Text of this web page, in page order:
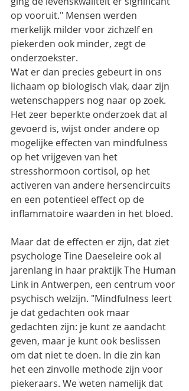
op vooruit." Mensen werden
merkelijk milder voor zichzelf en
piekerden ook minder, zegt de
onderzoekster.
Wat er dan precies gebeurt in ons
lichaam op biologisch vlak, daar zijn
wetenschappers nog naar op zoek.
Het zeer beperkte onderzoek dat al
gevoerd is, wijst onder andere op
mogelijke effecten van mindfulness
op het vrijgeven van het
stresshormoon cortisol, op het
activeren van andere hersencircuits
en een potentieel effect op de
inflammatoire waarden in het bloed.
Maar dat de effecten er zijn, dat ziet
psychologe Tine Daeseleire ook al
jarenlang in haar praktijk The Human
Link in Antwerpen, een centrum voor
psychisch welzijn. "Mindfulness leert
je dat gedachten ook maar
gedachten zijn: je kunt ze aandacht
geven, maar je kunt ook beslissen
om dat niet te doen. In die zin kan
het een zinvolle methode zijn voor
piekeraars. We weten namelijk dat